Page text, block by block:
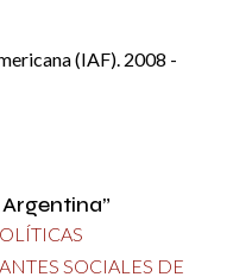
(IAF). 2008 -
SOCIALES DE